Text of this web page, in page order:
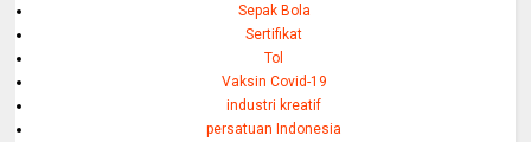
Sepak Bola
Sertifikat
Tol
Vaksin Covid-19
industri kreatif
persatuan Indonesia